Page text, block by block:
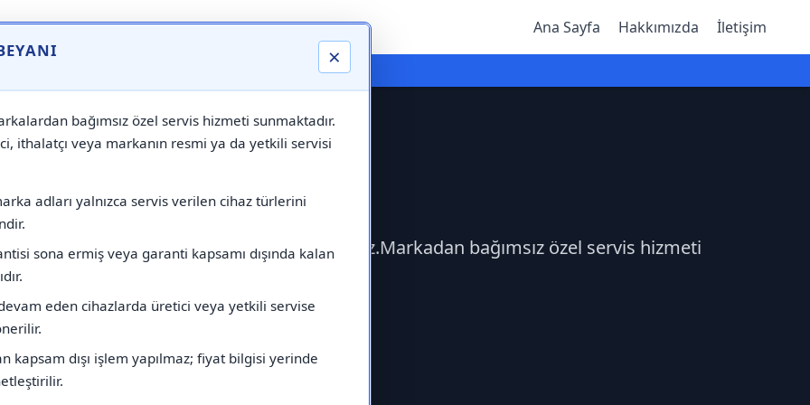
×
bağımsız özel servis hizmeti sunmaktadır.
ithalatçı veya markanın resmi ya da yetkili servisi
adları yalnızca servis verilen cihaz türlerini
sona ermiş veya garanti kapsamı dışında kalan
eden cihazlarda üretici veya yetkili servise
kapsam dışı işlem yapılmaz; fiyat bilgisi yerinde
Ana Sayfa Hakkımızda İletişim
⚠️ Markadan Bağımsız "Özel Servis" Hizmeti
Servisi
Demirdöküm Servisi çağırabilirsiniz.Markadan bağımsız özel servis hizmeti